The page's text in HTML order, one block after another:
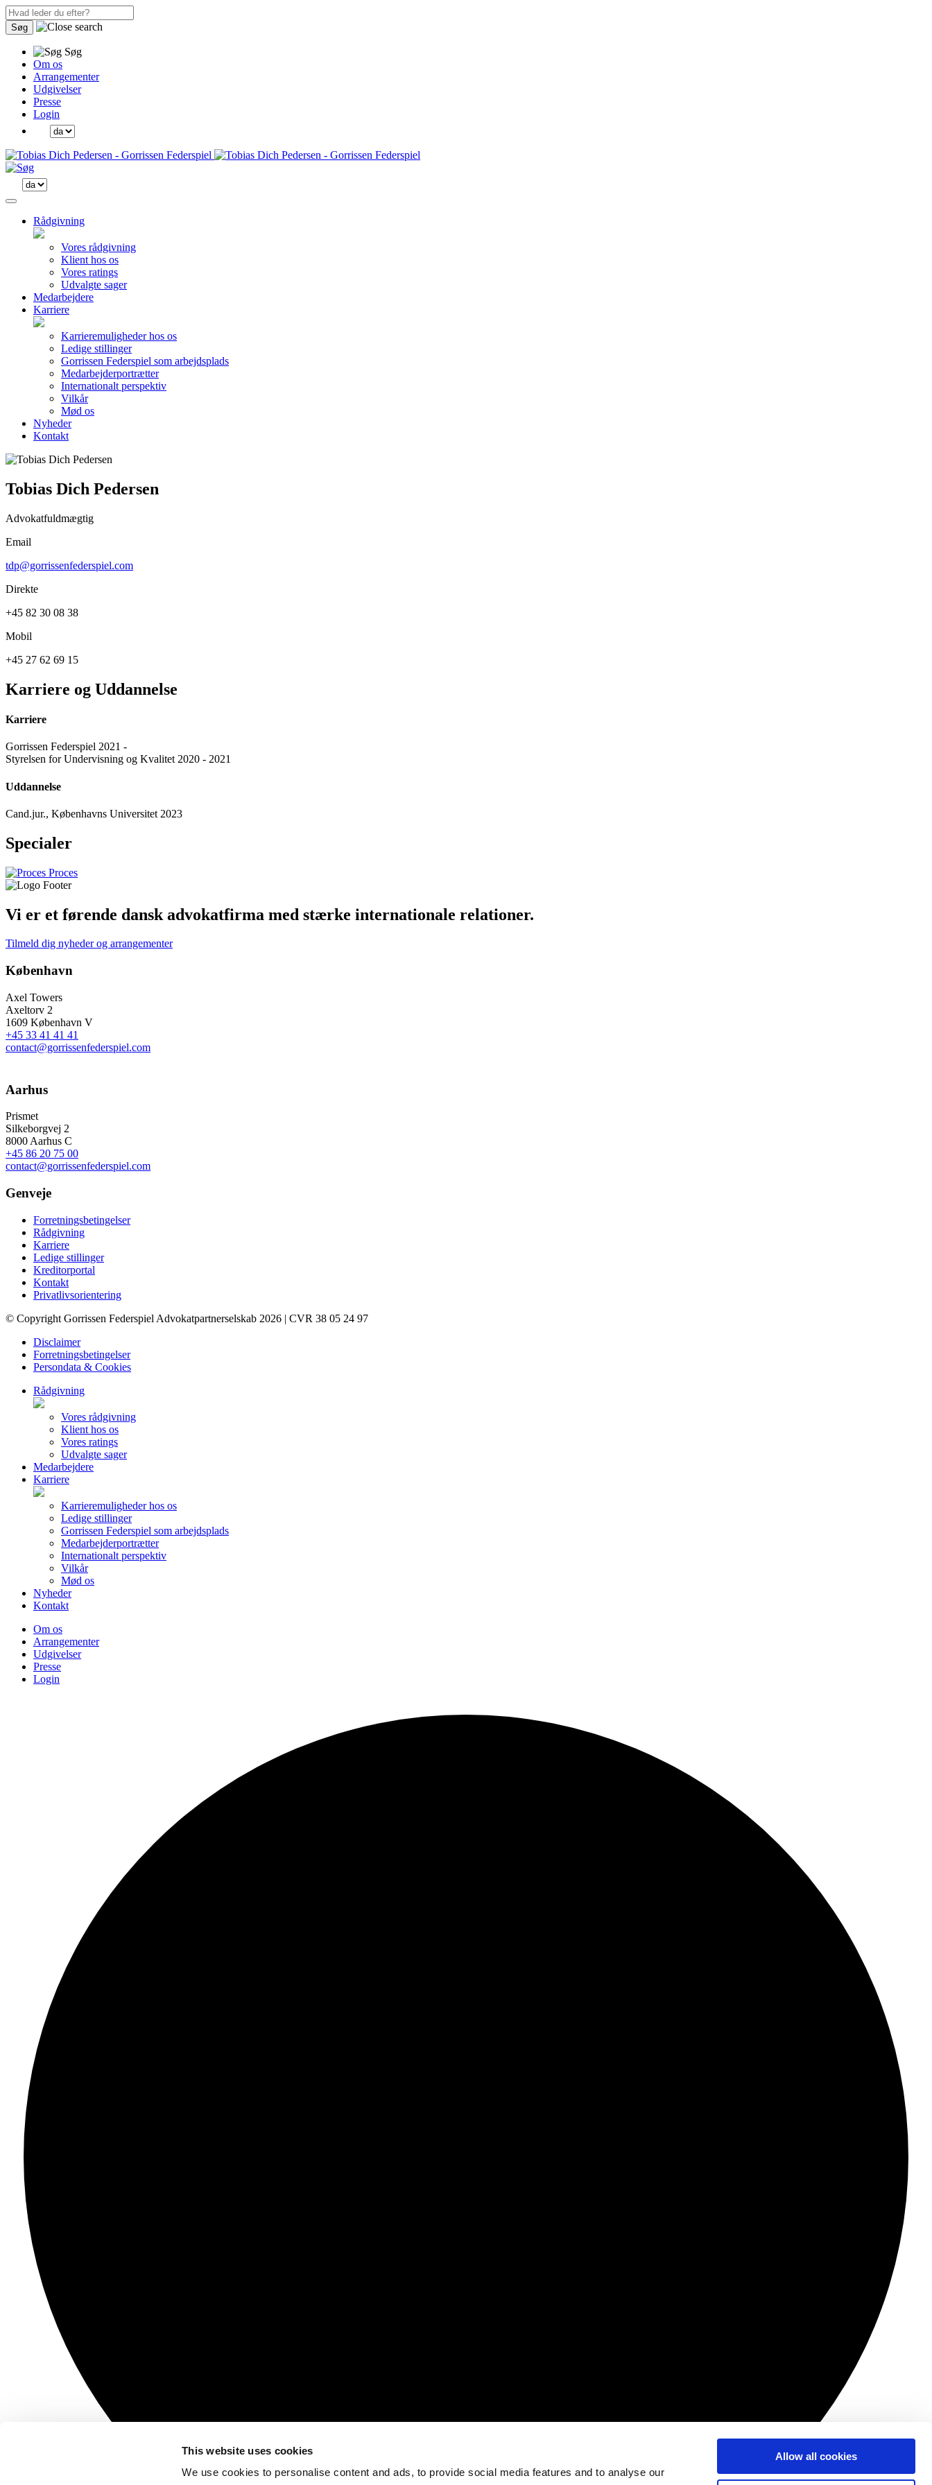
This website uses cookies
We use cookies to personalise content and ads, to provide social media features and to analyse our
Allow all cookies
Søg
Søg
Om os
Arrangementer
Udgivelser
Presse
Login
Rådgivning
Vores rådgivning
Klient hos os
Vores ratings
Udvalgte sager
Medarbejdere
Karriere
Karrieremuligheder hos os
Ledige stillinger
Gorrissen Federspiel som arbejdsplads
Medarbejderportrætter
Internationalt perspektiv
Vilkår
Mød os
Nyheder
Kontakt
Tobias Dich Pedersen
Advokatfuldmægtig
Email
tdp@gorrissenfederspiel.com
Direkte
+45 82 30 08 38
Mobil
+45 27 62 69 15
Karriere og Uddannelse
Karriere
Gorrissen Federspiel 2021 -
Styrelsen for Undervisning og Kvalitet 2020 - 2021
Uddannelse
Cand.jur., Københavns Universitet 2023
Specialer
Proces
Vi er et førende dansk advokatfirma med stærke internationale relationer.
Tilmeld dig nyheder og arrangementer
København
Axel Towers
Axeltorv 2
1609 København V
+45 33 41 41 41
contact@gorrissenfederspiel.com
Aarhus
Prismet
Silkeborgvej 2
8000 Aarhus C
+45 86 20 75 00
contact@gorrissenfederspiel.com
Genveje
Forretningsbetingelser
Rådgivning
Karriere
Ledige stillinger
Kreditorportal
Kontakt
Privatlivsorientering
© Copyright Gorrissen Federspiel Advokatpartnerselskab 2026 | CVR 38 05 24 97
Disclaimer
Forretningsbetingelser
Persondata & Cookies
Rådgivning
Vores rådgivning
Klient hos os
Vores ratings
Udvalgte sager
Medarbejdere
Karriere
Karrieremuligheder hos os
Ledige stillinger
Gorrissen Federspiel som arbejdsplads
Medarbejderportrætter
Internationalt perspektiv
Vilkår
Mød os
Nyheder
Kontakt
Om os
Arrangementer
Udgivelser
Presse
Login